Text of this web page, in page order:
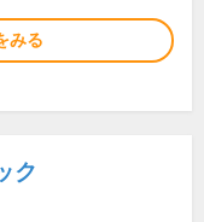
みる
ク